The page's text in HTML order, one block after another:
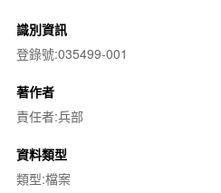
識別資訊
登錄號:035499-001
著作者
責任者:兵部
資料類型
類型:檔案